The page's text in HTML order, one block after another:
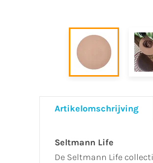
Artikelomschrijving
Seltmann Life
De Seltmann Life